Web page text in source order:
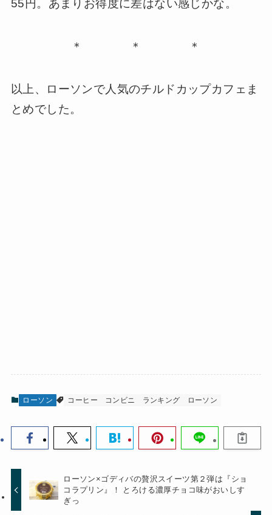
55円。あまりお得度に差はない感じかな。
＊ ＊ ＊
以上、ローソンで人気のチルドカップカフェま
とめでした。
ローソン コーヒー コンビニ ランキング ローソン
ローソン×ゴディバの贅沢スイーツ第２弾は『ショ
コラプリン』！ とろける濃厚チョコ味がおいしす
ぎっ